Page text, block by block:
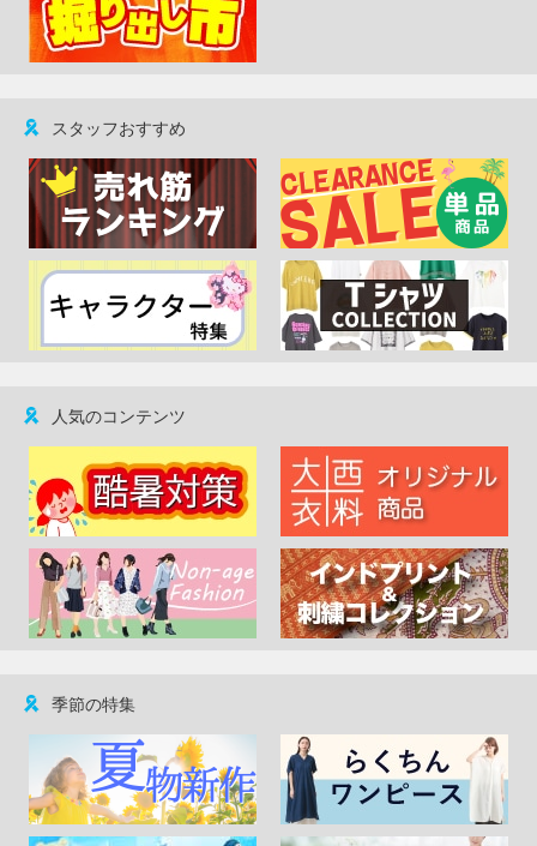
スタッフおすすめ
人気のコンテンツ
季節の特集